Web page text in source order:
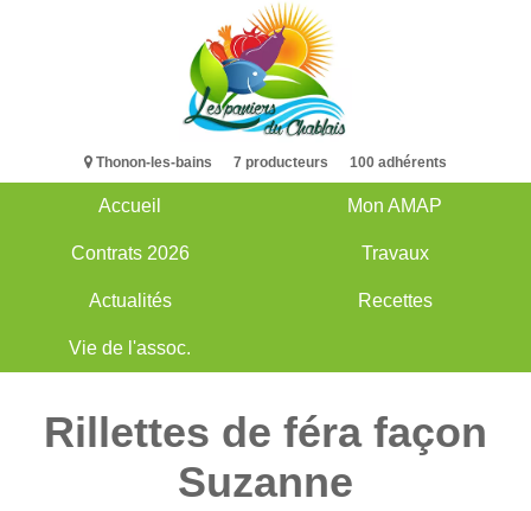
Thonon-les-bains 7 producteurs 100 adhérents
Accueil Mon AMAP
Contrats 2026 Travaux
Actualités Recettes
Vie de l'assoc.
Rillettes de féra façon
Suzanne